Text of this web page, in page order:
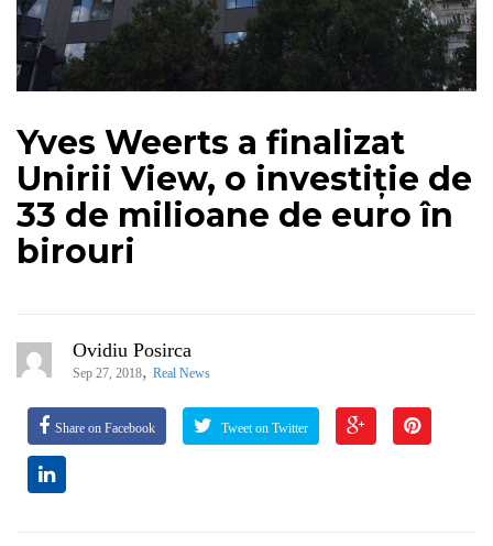
Yves Weerts a finalizat
Unirii View, o investiție de
33 de milioane de euro în
birouri
Ovidiu Posirca
Sep 27, 2018, Real News
Share on Facebook Tweet on Twitter